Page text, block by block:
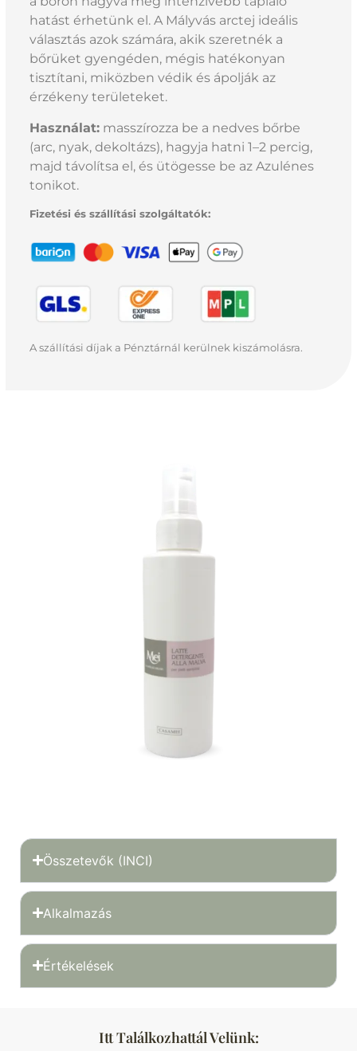
Összetevők (INCI)
Alkalmazás
Értékelések
hatást érhetünk el. A Mályvás arctej ideális
választás azok számára, akik szeretnék a
bőrüket gyengéden, mégis hatékonyan
tisztítani, miközben védik és ápolják az
érzékeny területeket.
Használat: masszírozza be a nedves bőrbe
(arc, nyak, dekoltázs), hagyja hatni 1–2 percig,
majd távolítsa el, és ütögesse be az Azulénes
tonikot.
Fizetési és szállítási szolgáltatók:
A szállítási díjak a Pénztárnál kerülnek kiszámolásra.
Itt Találkozhattál Velünk: